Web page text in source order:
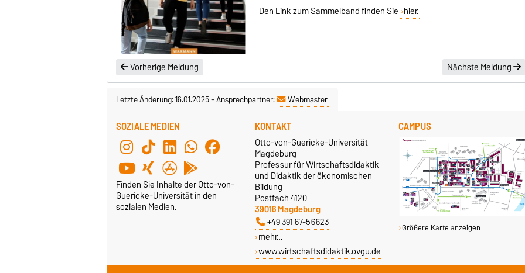
Den Link zum Sammelband finden Sie hier.
Vorherige Meldung Nächste Meldung
Letzte Änderung: 16.01.2025-Ansprechpartner: Webmaster
SOZIALE MEDIEN
Finden Sie Inhalte der Otto-von-
Guericke-Universität in den
sozialen Medien.
KONTAKT
Otto-von-Guericke-Universität
Magdeburg
Professur für Wirtschaftsdidaktik
und Didaktik der ökonomischen
Bildung
Postfach 4120
39016 Magdeburg
+49 391 67-56623
mehr…
www.wirtschaftsdidaktik.ovgu.de
CAMPUS
Größere Karte anzeigen